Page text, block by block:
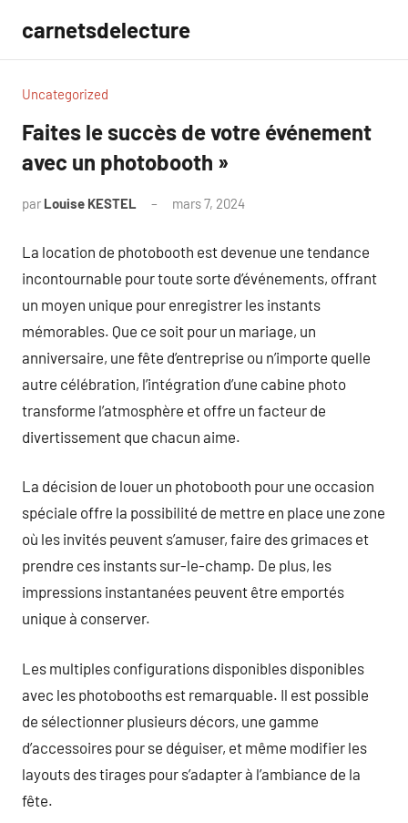
contenu
carnetsdelecture
Uncategorized
Faites le succès de votre événement
avec un photobooth »
par Louise KESTEL mars 7, 2024
La location de photobooth est devenue une tendance
incontournable pour toute sorte d’événements, offrant
un moyen unique pour enregistrer les instants
mémorables. Que ce soit pour un mariage, un
anniversaire, une fête d’entreprise ou n’importe quelle
autre célébration, l’intégration d’une cabine photo
transforme l’atmosphère et offre un facteur de
divertissement que chacun aime.
La décision de louer un photobooth pour une occasion
spéciale offre la possibilité de mettre en place une zone
où les invités peuvent s’amuser, faire des grimaces et
prendre ces instants sur-le-champ. De plus, les
impressions instantanées peuvent être emportés
unique à conserver.
Les multiples configurations disponibles disponibles
avec les photobooths est remarquable. Il est possible
de sélectionner plusieurs décors, une gamme
d’accessoires pour se déguiser, et même modifier les
layouts des tirages pour s’adapter à l’ambiance de la
fête.